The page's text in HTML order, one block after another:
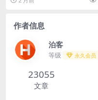
事，拍出令德國人瞠目...
作者信息
泊客
等级 永久会员
23055
文章